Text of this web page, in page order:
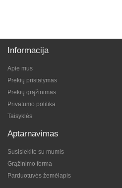
Informacija
Apie mus
Prekių pristatymas
Prekių grąžinimas
Privatumo politika
Taisyklės
Aptarnavimas
Susisiekite su mumis
Grąžinimo forma
Parduotuvės žemėlapis